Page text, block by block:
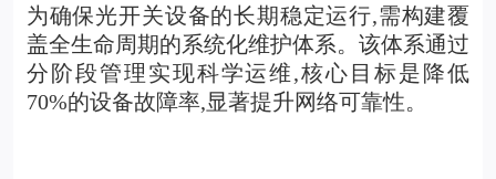
为确保光开关设备的长期稳定运行,需构建覆
盖全生命周期的系统化维护体系。该体系通过
分阶段管理实现科学运维,核心目标是降低
70%的设备故障率,显著提升网络可靠性。